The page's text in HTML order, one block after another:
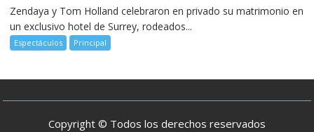
Zendaya y Tom Holland celebraron en privado su matrimonio en
un exclusivo hotel de Surrey, rodeados...
Espectáculos Principal
Copyright © Todos los derechos reservados